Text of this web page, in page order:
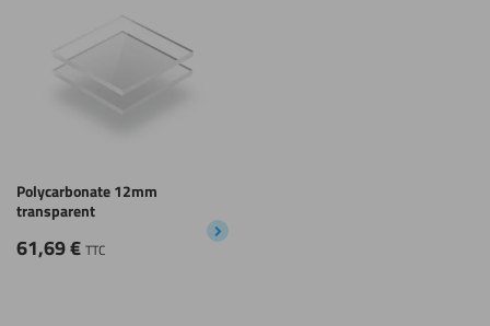
Polycarbonate 12mm
transparent
61,69€ TTC